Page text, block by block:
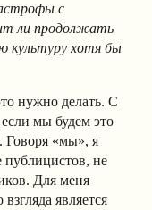
с
ли продолжать
культуру хотя бы
нужно делать. С
если мы будем это
Говоря «мы», я
не
Для меня
является